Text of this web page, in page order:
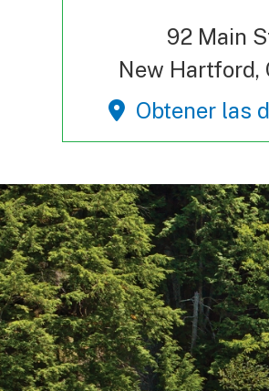
92 Main
New Hartford,
Obtener las